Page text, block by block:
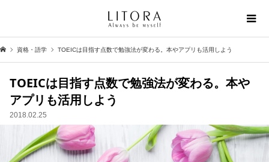
資格・語学 TOEICは目指す点数で勉強法が変わる。本やアプリも活用しよう
TOEICは目指す点数で勉強法が変わる。本や
アプリも活用しよう
2018.02.25